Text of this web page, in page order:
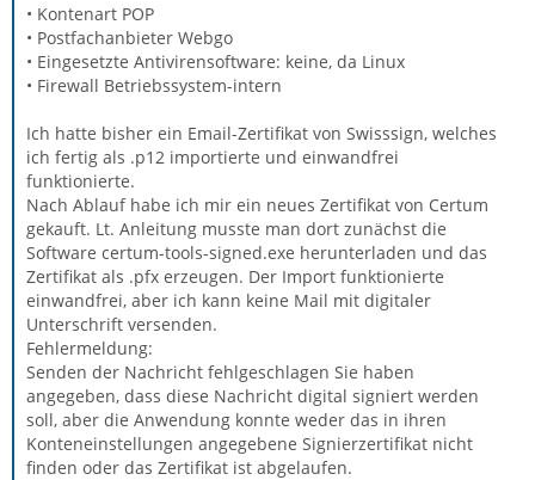
• Kontenart POP
• Postfachanbieter Webgo
• Eingesetzte Antivirensoftware: keine, da Linux
• Firewall Betriebssystem-intern
Ich hatte bisher ein Email-Zertifikat von Swisssign, welches
ich fertig als .p12 importierte und einwandfrei
funktionierte.
Nach Ablauf habe ich mir ein neues Zertifikat von Certum
gekauft. Lt. Anleitung musste man dort zunächst die
Software certum-tools-signed.exe herunterladen und das
Zertifikat als .pfx erzeugen. Der Import funktionierte
einwandfrei, aber ich kann keine Mail mit digitaler
Unterschrift versenden.
Fehlermeldung:
Senden der Nachricht fehlgeschlagen Sie haben
angegeben, dass diese Nachricht digital signiert werden
soll, aber die Anwendung konnte weder das in ihren
Konteneinstellungen angegebene Signierzertifikat nicht
finden oder das Zertifikat ist abgelaufen.